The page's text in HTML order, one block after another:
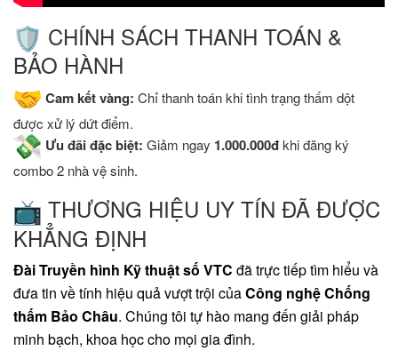
CHÍNH SÁCH THANH TOÁN &
BẢO HÀNH
Cam kết vàng: Chỉ thanh toán khi tình trạng thấm dột
được xử lý dứt điểm.
Ưu đãi đặc biệt: Giảm ngay 1.000.000đkhi đăng ký
combo 2 nhà vệ sinh.
THƯƠNG HIỆU UY TÍN ĐÃ ĐƯỢC
KHẲNG ĐỊNH
Đài Truyền hình Kỹ thuật số VTC đã trực tiếp tìm hiểu và
đưa tin về tính hiệu quả vượt trội củaCông nghệ Chống
thấm Bảo Châu. Chúng tôi tự hào mang đến giải pháp
minh bạch, khoa học cho mọi gia đình.